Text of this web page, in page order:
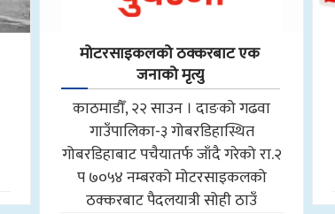
मोटरसाइकलको ठक्करबाट एक
जनाको मृत्यु
काठमाडौँ, २२ साउन । दाङको गढवा
गाउँपालिका-३ गोबरडिहास्थित
गोबरडिहाबाट पचैयातर्फ जाँदै गरेको रा.२
प ७०५४ नम्बरको मोटरसाइकलको
ठक्करबाट पैदलयात्री सोही ठाउँ